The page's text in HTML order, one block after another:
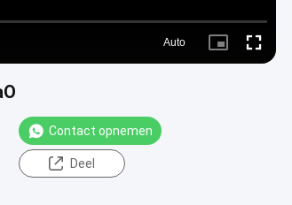
Auto
Picture- Fullscreen
Contact opnemen
Deel